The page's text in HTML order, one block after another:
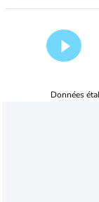
Données